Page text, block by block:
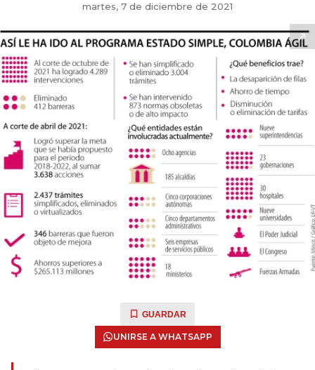
martes, 7 de diciembre de 2021
GUARDAR
UNIRSE A WHATSAPP